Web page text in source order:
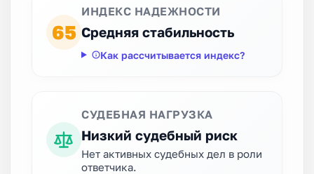
65
ИНДЕКС НАДЕЖНОСТИ
Средняя стабильность
Как рассчитывается индекс?
СУДЕБНАЯ НАГРУЗКА
Низкий судебный риск
Нет активных судебных дел в роли
ответчика.